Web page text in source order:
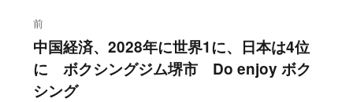
稿
ナ
前
過
去
の
中国経済、2028年に世界1に、日本は4位
に ボクシングジム堺市 Do enjoy ボク
シング